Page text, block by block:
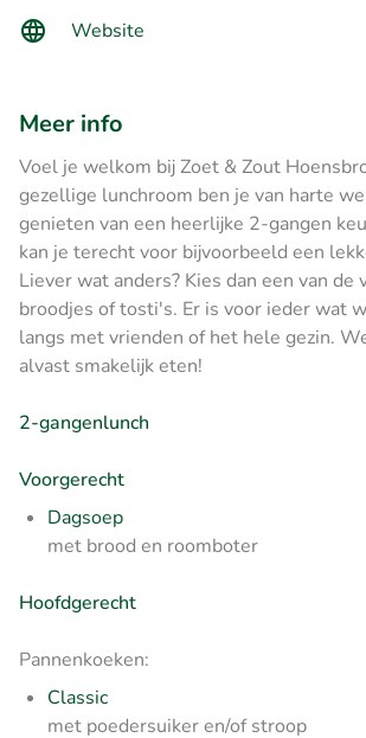
Website
Meer info
Voel je welkom bij Zoet & Zout
gezellige lunchroom ben je van harte
genieten van een heerlijke 2-gangen
kan je terecht voor bijvoorbeeld een
Liever wat anders? Kies dan een van de
broodjes of tosti's. Er is voor ieder wat
langs met vrienden of het hele gezin.
alvast smakelijk eten!
2-gangenlunch
Voorgerecht
Dagsoep
met brood en roomboter
Hoofdgerecht
Pannenkoeken:
Classic
met poedersuiker en/of stroop